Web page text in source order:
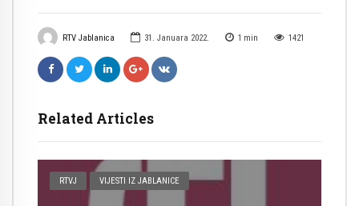
RTV Jablanica 31. Januara 2022. 1 min 1421
Related Articles
RTVJ VIJESTI IZ JABLANICE